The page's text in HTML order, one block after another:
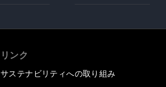
リンク
サステナビリティへの取り組み